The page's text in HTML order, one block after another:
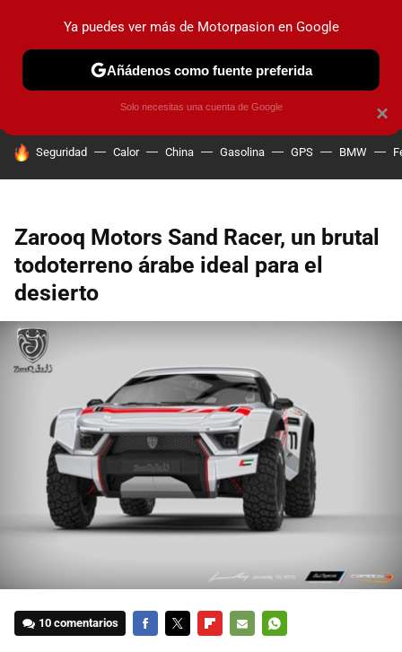
PRUEBAS COCHES ELÉCTRICOS OBSERVATORIO
HOY SE HABLA DE
Seguridad Calor China Gasolina GPS BMW
Zarooq Motors Sand Racer, un brutal
todoterreno árabe ideal para el
desierto
10 comentarios
×
Ya puedes ver más de Motorpasion en Google
Añádenos como fuente preferida
Solo necesitas una cuenta de Google